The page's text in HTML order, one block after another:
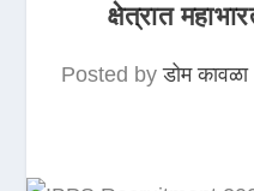
क्षेत्रात
Posted byडोम कावळा